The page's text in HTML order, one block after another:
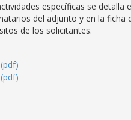
específicas se detalla
del adjunto y en la ficha
de los solicitantes.